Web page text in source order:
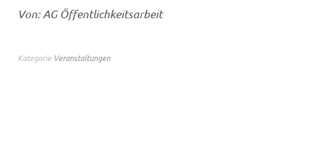
Von: AG Öffentlichkeitsarbeit
Kategorie Veranstaltungen